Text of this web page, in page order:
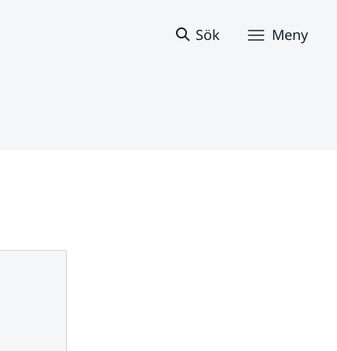
Sök Meny